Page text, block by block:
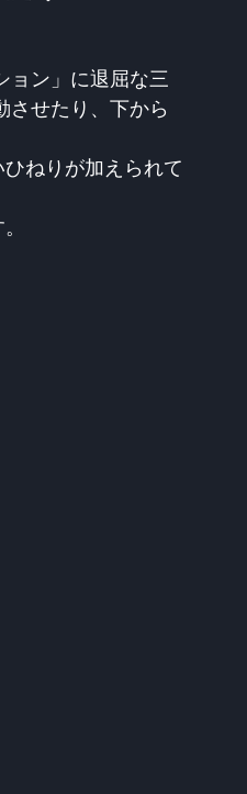
ョン」に退屈な三
させたり、下から
ねりが加えられて